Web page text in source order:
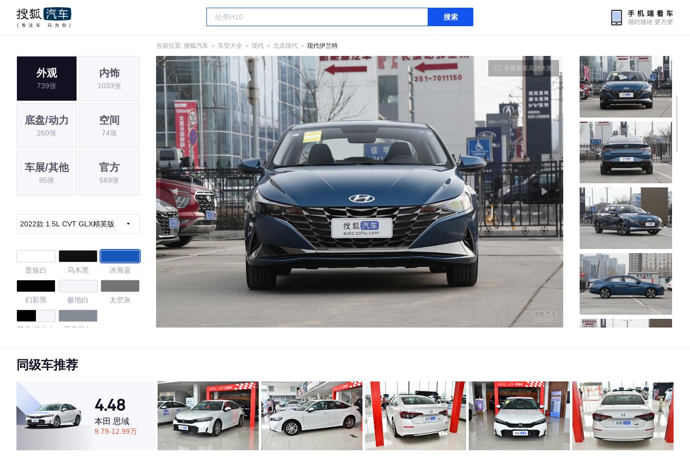
搜索
当前位置: 搜狐汽车 ＞ 车型大全 ＞ 现代 ＞ 北京现代 ＞ 现代伊兰特
外观
739张
内饰
1033张
底盘/动力
260张
空间
74张
车展/其他
95张
官方
569张
2022款 1.5L CVT GLX精英版
贵族白 乌木黑 冰海蓝
幻影黑 极地白 太空灰
黑色/极地白 亚马逊灰
4.74
·外观表现较为优秀，优于83%同级车
·内饰表现较为优秀，优于61%同级车
·空间表现较为优秀，优于71%同级车
全屏查看高清大图
同级车推荐
4.48
本田 思域
9.79-12.99万